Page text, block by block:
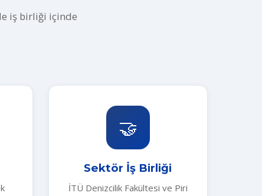
iş birliği içinde
🤝
Sektör İş Birliği
İTÜ Denizcilik Fakültesi ve Piri